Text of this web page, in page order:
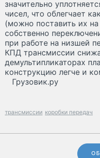
значительно
чисел, что облегчает
(можно поставить их
собственно
при работе на низшей
КПД трансмиссии
демультипликаторах
конструкцию легче и
Грузовик.ру
трансмиссии коробки передач